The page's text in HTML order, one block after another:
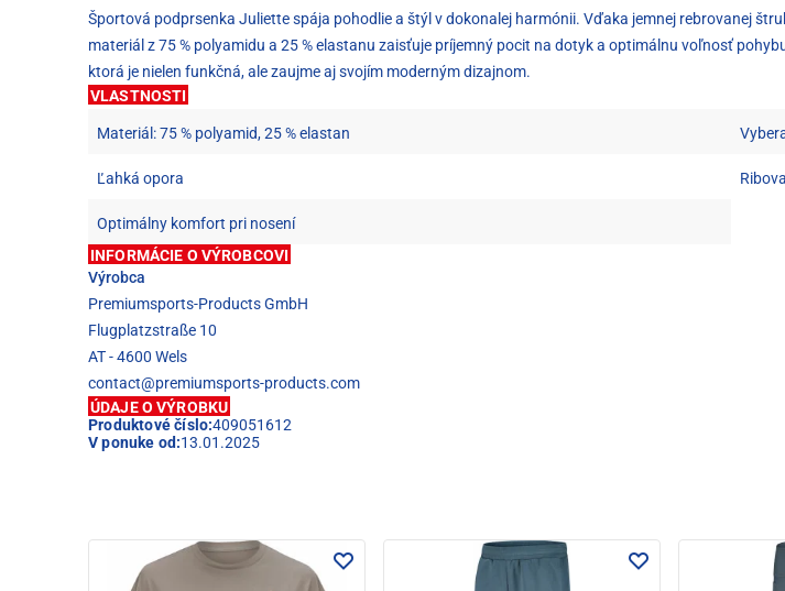
Športová podprsenka Juliette spája pohodlie a štýl v dokonalej harmónii. Vďaka jemnej rebrovanej
materiál z 75 % polyamidu a 25 % elastanu zaisťuje príjemný pocit na dotyk a optimálnu voľnosť
ktorá je nielen funkčná, ale zaujme aj svojím moderným dizajnom.
VLASTNOSTI
Materiál: 75 % polyamid, 25 % elastan
Ľahká opora
Optimálny komfort pri nosení
INFORMÁCIE O VÝROBCOVI
Výrobca
Premiumsports-Products GmbH
Flugplatzstraße 10
AT - 4600 Wels
contact@premiumsports-products.com
ÚDAJE O VÝROBKU
Produktové číslo:409051612
V ponuke od:13.01.2025